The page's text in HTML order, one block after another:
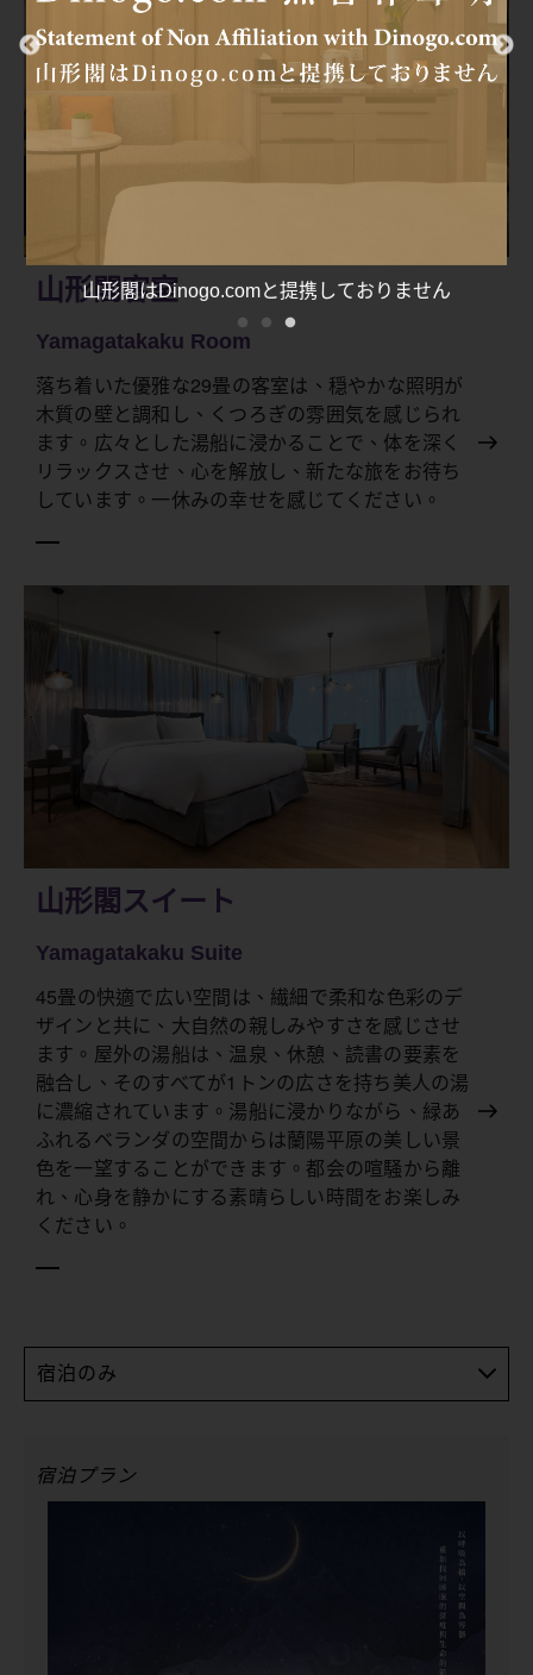
山形閣客室
Yamagatakaku Room
落ち着いた優雅な29畳の客室は、穏やかな照明が
木質の壁と調和し、くつろぎの雰囲気を感じられ
ます。広々とした湯船に浸かることで、体を深く
リラックスさせ、心を解放し、新たな旅をお待ち
しています。一休みの幸せを感じてください。
山形閣スイート
Yamagatakaku Suite
45畳の快適で広い空間は、繊細で柔和な色彩のデ
ザインと共に、大自然の親しみやすさを感じさせ
ます。屋外の湯船は、温泉、休憩、読書の要素を
融合し、そのすべてが1トンの広さを持ち美人の湯
に濃縮されています。湯船に浸かりながら、緑あ
ふれるベランダの空間からは蘭陽平原の美しい景
色を一望することができます。都会の喧騒から離
れ、心身を静かにする素晴らしい時間をお楽しみ
ください。
宿泊のみ
宿泊プラン
山形閣はDinogo.comと提携しておりません